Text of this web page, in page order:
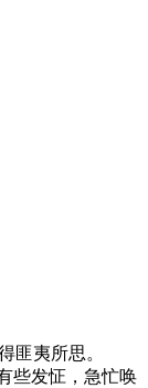
匪夷所思。
些发怔，急忙唤